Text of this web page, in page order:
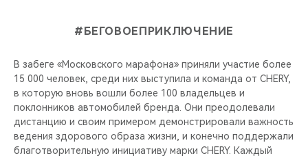
#БЕГОВОЕПРИКЛЮЧЕНИЕ
В забеге «Московского марафона» приняли участие более
15 000 человек, среди них выступила и команда от CHERY,
в которую вновь вошли более 100 владельцев и
поклонников автомобилей бренда. Они преодолевали
дистанцию и своим примером демонстрировали важность
ведения здорового образа жизни, и конечно поддержали
благотворительную инициативу марки CHERY. Каждый